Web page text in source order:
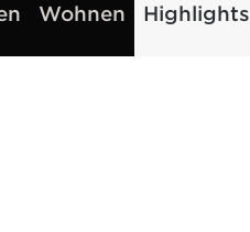
Wohnen Highlights